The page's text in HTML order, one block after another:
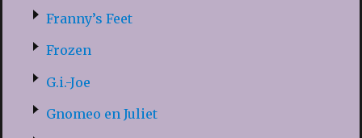
Franny’s Feet
Frozen
G.i.-Joe
Gnomeo en Juliet